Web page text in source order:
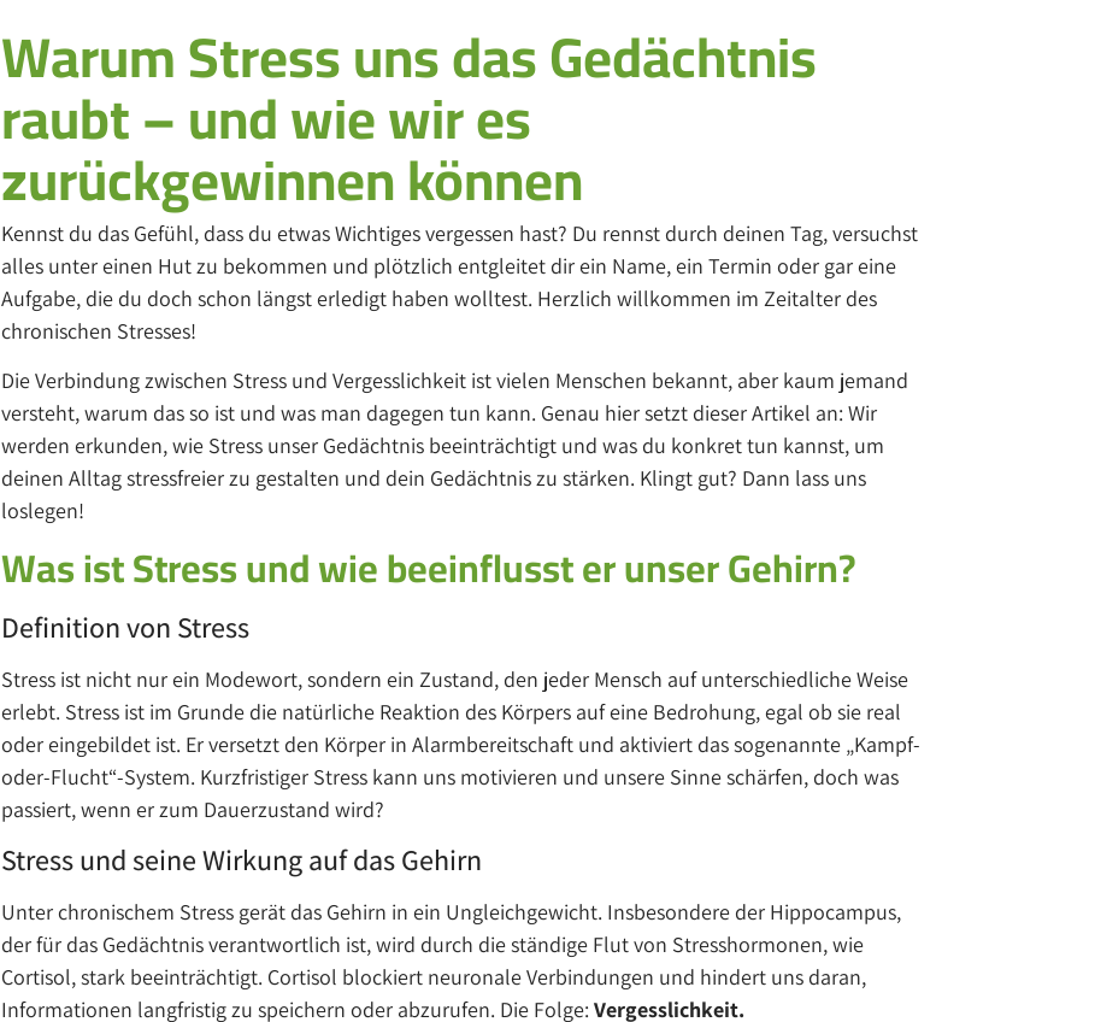
Warum Stress uns das Gedächtnis
raubt – und wie wir es
zurückgewinnen können
Kennst du das Gefühl, dass du etwas Wichtiges vergessen hast? Du rennst durch deinen Tag, versuchst
alles unter einen Hut zu bekommen und plötzlich entgleitet dir ein Name, ein Termin oder gar eine
Aufgabe, die du doch schon längst erledigt haben wolltest. Herzlich willkommen im Zeitalter des
chronischen Stresses!
Die Verbindung zwischen Stress und Vergesslichkeit ist vielen Menschen bekannt, aber kaum jemand
versteht, warum das so ist und was man dagegen tun kann. Genau hier setzt dieser Artikel an: Wir
werden erkunden, wie Stress unser Gedächtnis beeinträchtigt und was du konkret tun kannst, um
deinen Alltag stressfreier zu gestalten und dein Gedächtnis zu stärken. Klingt gut? Dann lass uns
loslegen!
Was ist Stress und wie beeinflusst er unser Gehirn?
Definition von Stress
Stress ist nicht nur ein Modewort, sondern ein Zustand, den jeder Mensch auf unterschiedliche Weise
erlebt. Stress ist im Grunde die natürliche Reaktion des Körpers auf eine Bedrohung, egal ob sie real
oder eingebildet ist. Er versetzt den Körper in Alarmbereitschaft und aktiviert das sogenannte „Kampf-
oder-Flucht“-System. Kurzfristiger Stress kann uns motivieren und unsere Sinne schärfen, doch was
passiert, wenn er zum Dauerzustand wird?
Stress und seine Wirkung auf das Gehirn
Unter chronischem Stress gerät das Gehirn in ein Ungleichgewicht. Insbesondere der Hippocampus,
der für das Gedächtnis verantwortlich ist, wird durch die ständige Flut von Stresshormonen, wie
Cortisol, stark beeinträchtigt. Cortisol blockiert neuronale Verbindungen und hindert uns daran,
Informationen langfristig zu speichern oder abzurufen. Die Folge:Vergesslichkeit.